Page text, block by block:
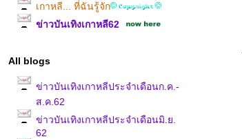
เกาหลี... ที่ฉันรู้จัก
ข่าวบันเทิงเกาหลี62
All blogs
ข่าวบันเทิงเกาหลีประจำเดือนก.ค.-
ส.ค.62
ข่าวบันเทิงเกาหลีประจำเดือนมิ.ย.
62